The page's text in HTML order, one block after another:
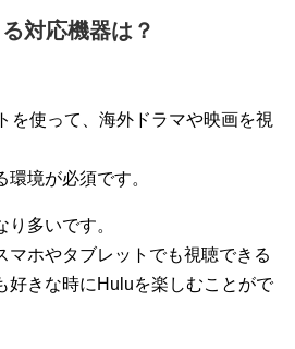
対応機器は？
を使って、海外ドラマや映画を視
境が必須です。
多いです。
マホやタブレットでも視聴できる
好きな時にHuluを楽しむことがで